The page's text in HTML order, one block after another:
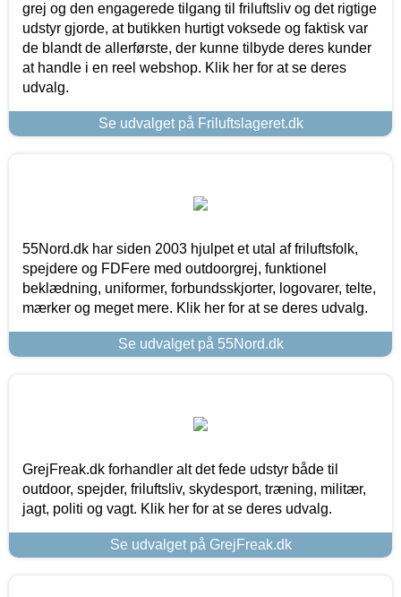
grej og den engagerede tilgang til friluftsliv og det rigtige
udstyr gjorde, at butikken hurtigt voksede og faktisk var
de blandt de allerførste, der kunne tilbyde deres kunder
at handle i en reel webshop. Klik her for at se deres
udvalg.
Se udvalget på Friluftslageret.dk
55Nord.dk har siden 2003 hjulpet et utal af friluftsfolk,
spejdere og FDFere med outdoorgrej, funktionel
beklædning, uniformer, forbundsskjorter, logovarer, telte,
mærker og meget mere. Klik her for at se deres udvalg.
Se udvalget på 55Nord.dk
GrejFreak.dk forhandler alt det fede udstyr både til
outdoor, spejder, friluftsliv, skydesport, træning, militær,
jagt, politi og vagt. Klik her for at se deres udvalg.
Se udvalget på GrejFreak.dk